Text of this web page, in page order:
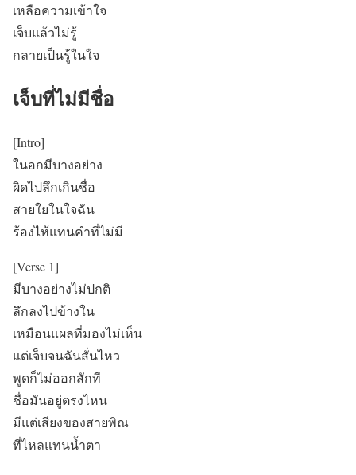
เหลือความเข้าใจ
เจ็บแล้วไม่รู้
กลายเป็นรู้ในใจ
เจ็บที่ไม่มีชื่อ
[Intro]
ในอกมีบางอย่าง
ผิดไปลึกเกินชื่อ
สายใยในใจฉัน
ร้องไห้แทนคำที่ไม่มี
[Verse 1]
มีบางอย่างไม่ปกติ
ลึกลงไปข้างใน
เหมือนแผลที่มองไม่เห็น
แต่เจ็บจนฉันสั่นไหว
พูดก็ไม่ออกสักที
ชื่อมันอยู่ตรงไหน
มีแต่เสียงของสายพิณ
ที่ไหลแทนน้ำตา